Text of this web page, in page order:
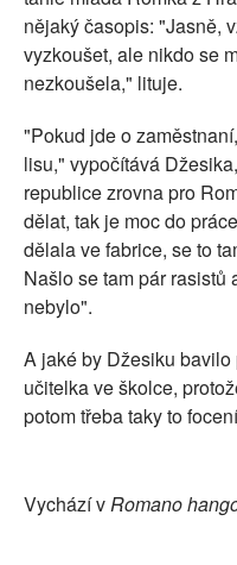
nějaký časopis: "Jasně,
vyzkoušet, ale nikdo se
nezkoušela," lituje.
"Pokud jde o
lisu," vypočítává
republice zrovna pro
dělat, tak je moc do
dělala ve fabrice, se to
Našlo se tam pár rasistů
nebylo".
A jaké by Džesiku
učitelka ve školce,
potom třeba taky to
Vychází vRomano